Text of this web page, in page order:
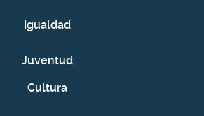
Igualdad
Juventud
Cultura